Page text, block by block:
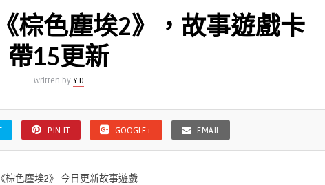
棕色塵埃2》，故事遊戲卡
帶15更新
Written by Y D
PIN IT GOOGLE+ EMAIL
棕色塵埃2》 今日更新故事遊戲